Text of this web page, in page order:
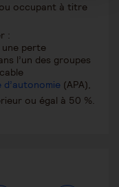
occupant à titre
:
une perte
l’un des groupes
d’autonomie (APA),
ou égal à 50 %.